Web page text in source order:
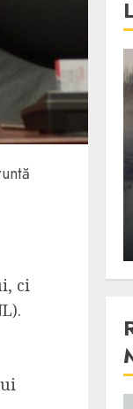
ci
contribui
apei in
27, 2023